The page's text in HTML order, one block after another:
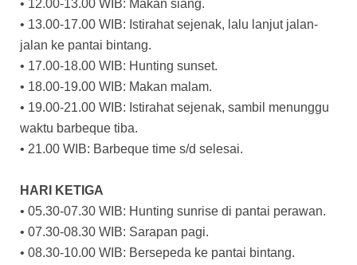
• 12.00-13.00 WIB: Makan siang.
• 13.00-17.00 WIB: Istirahat sejenak, lalu lanjut jalan-
jalan ke pantai bintang.
• 17.00-18.00 WIB: Hunting sunset.
• 18.00-19.00 WIB: Makan malam.
• 19.00-21.00 WIB: Istirahat sejenak, sambil menunggu
waktu barbeque tiba.
• 21.00 WIB: Barbeque time s/d selesai.
HARI KETIGA
• 05.30-07.30 WIB: Hunting sunrise di pantai perawan.
• 07.30-08.30 WIB: Sarapan pagi.
• 08.30-10.00 WIB: Bersepeda ke pantai bintang.